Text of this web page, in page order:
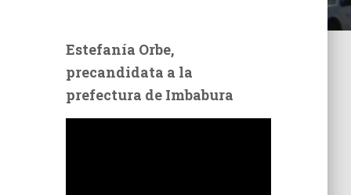
Estefanía Orbe,
precandidata a la
prefectura de Imbabura